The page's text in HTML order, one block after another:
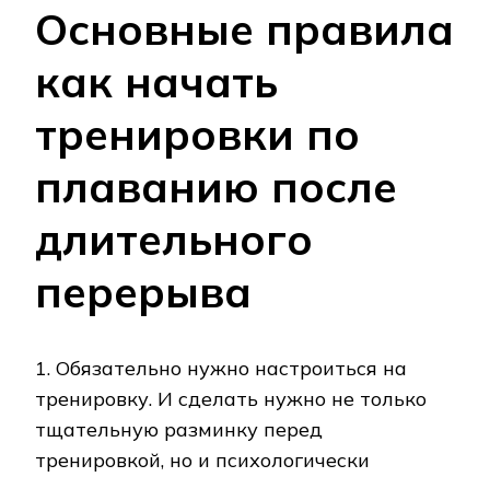
Основные правила
как начать
тренировки по
плаванию после
длительного
перерыва
1. Обязательно нужно настроиться на
тренировку. И сделать нужно не только
тщательную разминку перед
тренировкой, но и психологически